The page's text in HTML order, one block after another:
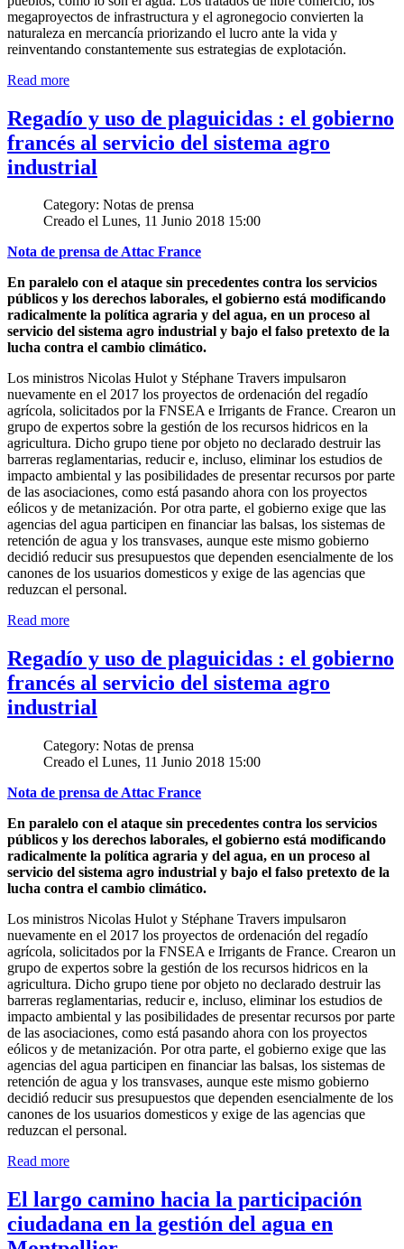
megaproyectos de infrastructura y el agronegocio convierten la
naturaleza en mercancía priorizando el lucro ante la vida y
reinventando constantemente sus estrategias de explotación.
Read more
Regadío y uso de plaguicidas : el gobierno
francés al servicio del sistema agro
industrial
Category: Notas de prensa
Creado el Lunes, 11 Junio 2018 15:00
Nota de prensa de Attac France
En paralelo con el ataque sin precedentes contra los servicios
públicos y los derechos laborales, el gobierno está modificando
radicalmente la política agraria y del agua, en un proceso al
servicio del sistema agro industrial y bajo el falso pretexto de la
lucha contra el cambio climático.
Los ministros Nicolas Hulot y Stéphane Travers impulsaron
nuevamente en el 2017 los proyectos de ordenación del regadío
agrícola, solicitados por la FNSEA e Irrigants de France. Crearon un
grupo de expertos sobre la gestión de los recursos hidricos en la
agricultura. Dicho grupo tiene por objeto no declarado destruir las
barreras reglamentarias, reducir e, incluso, eliminar los estudios de
impacto ambiental y las posibilidades de presentar recursos por parte
de las asociaciones, como está pasando ahora con los proyectos
eólicos y de metanización. Por otra parte, el gobierno exige que las
agencias del agua participen en financiar las balsas, los sistemas de
retención de agua y los transvases, aunque este mismo gobierno
decidió reducir sus presupuestos que dependen esencialmente de los
canones de los usuarios domesticos y exige de las agencias que
reduzcan el personal.
Read more
Regadío y uso de plaguicidas : el gobierno
francés al servicio del sistema agro
industrial
Category: Notas de prensa
Creado el Lunes, 11 Junio 2018 15:00
Nota de prensa de Attac France
En paralelo con el ataque sin precedentes contra los servicios
públicos y los derechos laborales, el gobierno está modificando
radicalmente la política agraria y del agua, en un proceso al
servicio del sistema agro industrial y bajo el falso pretexto de la
lucha contra el cambio climático.
Los ministros Nicolas Hulot y Stéphane Travers impulsaron
nuevamente en el 2017 los proyectos de ordenación del regadío
agrícola, solicitados por la FNSEA e Irrigants de France. Crearon un
grupo de expertos sobre la gestión de los recursos hidricos en la
agricultura. Dicho grupo tiene por objeto no declarado destruir las
barreras reglamentarias, reducir e, incluso, eliminar los estudios de
impacto ambiental y las posibilidades de presentar recursos por parte
de las asociaciones, como está pasando ahora con los proyectos
eólicos y de metanización. Por otra parte, el gobierno exige que las
agencias del agua participen en financiar las balsas, los sistemas de
retención de agua y los transvases, aunque este mismo gobierno
decidió reducir sus presupuestos que dependen esencialmente de los
canones de los usuarios domesticos y exige de las agencias que
reduzcan el personal.
Read more
El largo camino hacia la participación
ciudadana en la gestión del agua en